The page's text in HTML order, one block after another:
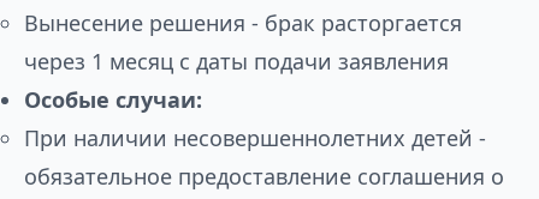
Вынесение решения - брак расторгается
через 1 месяц с даты подачи заявления
Особые случаи:
При наличии несовершеннолетних детей -
обязательное предоставление соглашения о